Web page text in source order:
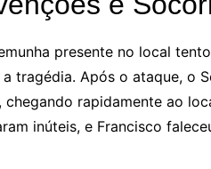
presente no local
tragédia. Após o ataque, o
chegando rapidamente ao
inúteis, e Francisco